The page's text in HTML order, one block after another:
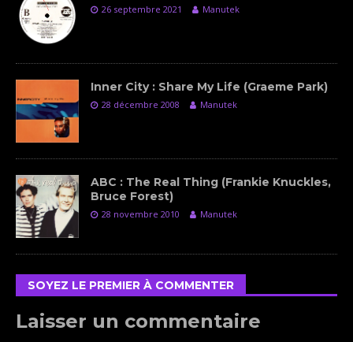
26 septembre 2021 Manutek
Inner City : Share My Life (Graeme Park)
28 décembre 2008 Manutek
ABC : The Real Thing (Frankie Knuckles,
Bruce Forest)
28 novembre 2010 Manutek
SOYEZ LE PREMIER À COMMENTER
Laisser un commentaire